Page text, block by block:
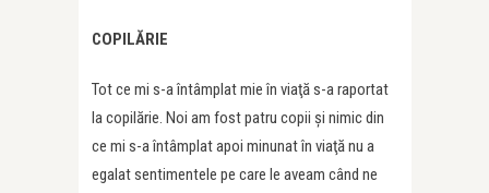
COPILĂRIE
Tot ce mi s-a întâmplat mie în viaţă s-a raportat
la copilărie. Noi am fost patru copii şi nimic din
ce mi s-a întâmplat apoi minunat în viaţă nu a
egalat sentimentele pe care le aveam când ne